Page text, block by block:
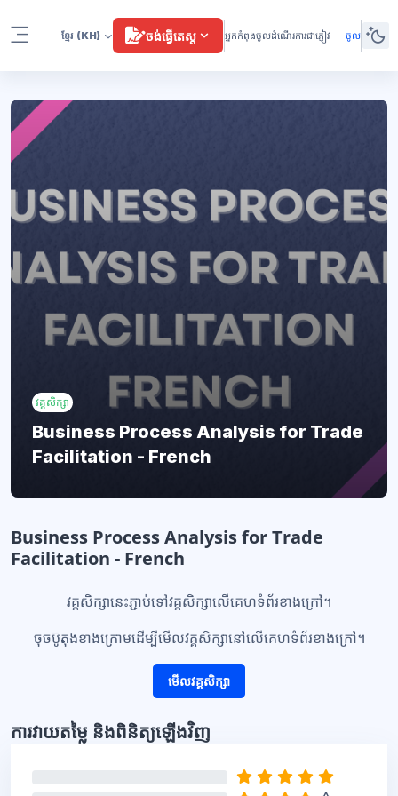
ខ្មែរ (KH) ចង់ធ្វើតេស្ត អ្នកកំពុងចូលដំណើរការជាភ្ញៀវ ចូល
វគ្គសិក្សា
Business Process Analysis for Trade
Facilitation - French
ប្លុក
Business Process Analysis for Trade
Facilitation - French
វគ្គសិក្សានេះភ្ជាប់ទៅវគ្គសិក្សាលើគេហទំព័រខាងក្រៅ។
ចុចប៊ូតុងខាងក្រោមដើម្បីមើលវគ្គសិក្សានៅលើគេហទំព័រខាងក្រៅ។
មើលវគ្គសិក្សា
ប្លុក
រំលង ការវាយតម្លៃ និងពិនិត្យឡើងវិញ
ការវាយតម្លៃ និងពិនិត្យឡើងវិញ